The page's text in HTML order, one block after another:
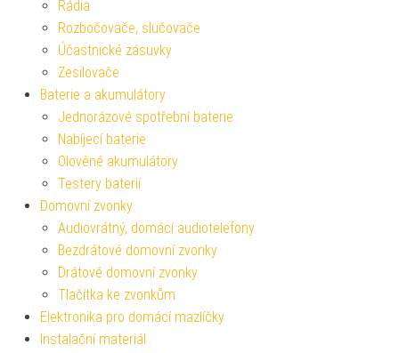
Rádia
Rozbočovače, slučovače
Účastnické zásuvky
Zesilovače
Baterie a akumulátory
Jednorázové spotřební baterie
Nabíjecí baterie
Olověné akumulátory
Testery baterií
Domovní zvonky
Audiovrátný, domácí audiotelefony
Bezdrátové domovní zvonky
Drátové domovní zvonky
Tlačítka ke zvonkům
Elektronika pro domácí mazlíčky
Instalační materiál